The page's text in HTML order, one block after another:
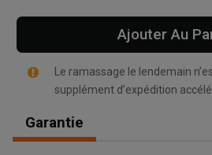
Ajouter Au
Le ramassage le lendemain
supplément d’expédition
Garantie